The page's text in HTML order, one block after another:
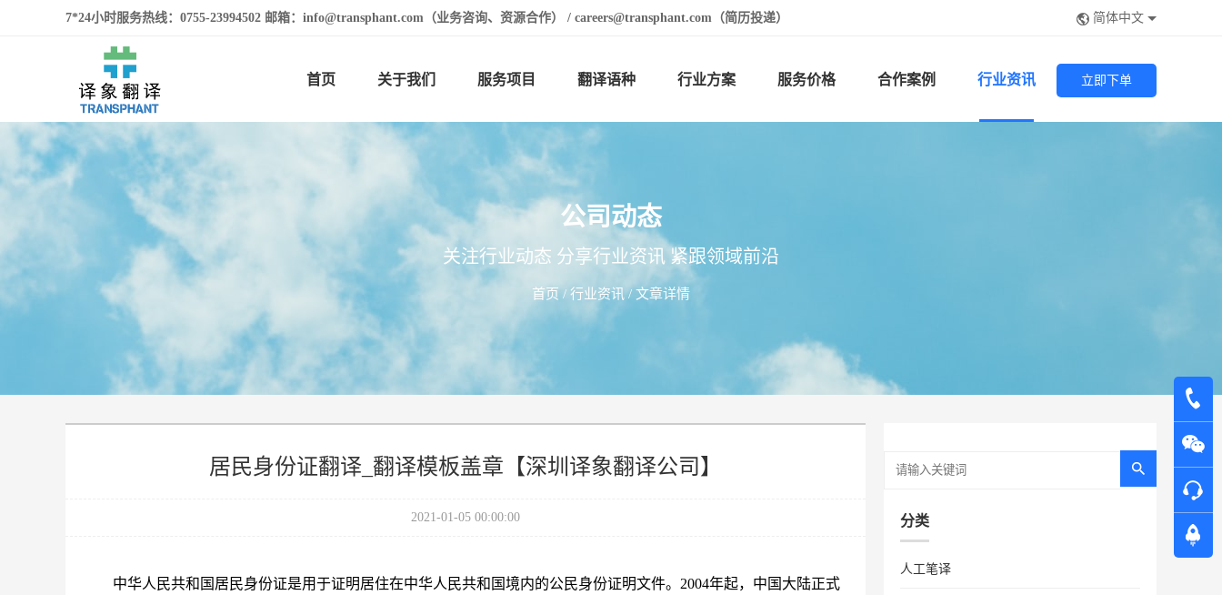
7*24小时服务热线：0755-23994502 邮箱：info@transphant.com（业务咨询、资源合作） / careers@transphant.com（简历投递） 简体中文
首页 关于我们 服务项目 翻译语种 行业方案 服务价格 合作案例 行业资讯 立即下单
公司动态
关注行业动态 分享行业资讯 紧跟领域前沿
首页/ 行业资讯/ 文章详情
居民身份证翻译_翻译模板盖章【深圳译象翻译公司】
2021-01-05 00:00:00
中华人民共和国居民身份证是用于证明居住在中华人民共和国境内的公民身份证明文件。2004年起，中国大陆正式
分类
人工笔译